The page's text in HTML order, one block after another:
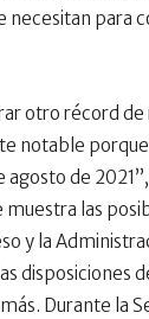
necesitan para
otro récord
notable
de
las
y la
Durante la